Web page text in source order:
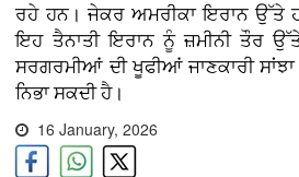
ਰਹੇ ਹਨ। ਜੇਕਰ ਅਮਰੀਕਾ ਇਰਾਨ ਉੱਤੇ
ਇਹ ਤੈਨਾਤੀ ਇਰਾਨ ਨੂੰ ਜ਼ਮੀਨੀ ਤੌਰ
ਸਰਗਰਮੀਆਂ ਦੀ ਖੂਫੀਆਂ ਜਾਣਕਾਰੀ
ਨਿਭਾ ਸਕਦੀ ਹੈ।
16 January, 2026